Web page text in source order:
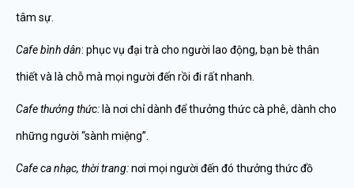
tâm sự.
Cafe bình dân: phục vụ đại trà cho người lao động, bạn bè thân
thiết và là chỗ mà mọi người đến rồi đi rất nhanh.
Cafe thưởng thức: là nơi chỉ dành để thưởng thức cà phê, dành cho
những người “sành miệng”.
Cafe ca nhạc, thời trang:nơi mọi người đến đó thưởng thức đồ